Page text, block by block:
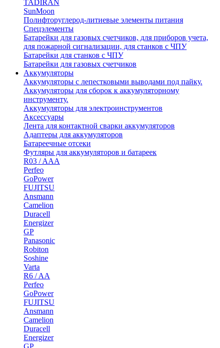
TADIRAN
SunMoon
Полифторуглерод-литиевые элементы питания
Спецэлементы
Батарейки для газовых счетчиков, для приборов учета,
для пожарной сигнализации, для станков с ЧПУ
Батарейки для станков с ЧПУ
Батарейки для газовых счетчиков
Аккумуляторы
Аккумуляторы с лепестковыми выводами под пайку.
Аккумуляторы для сборок к аккумуляторному
инструменту.
Аккумуляторы для электроинструментов
Аксессуары
Лента для контактной сварки аккумуляторов
Адаптеры для аккумуляторов
Батареечные отсеки
Футляры для аккумуляторов и батареек
R03 / AAA
Perfeo
GoPower
FUJITSU
Ansmann
Camelion
Duracell
Energizer
GP
Panasonic
Robiton
Soshine
Varta
R6 / AA
Perfeo
GoPower
FUJITSU
Ansmann
Camelion
Duracell
Energizer
GP